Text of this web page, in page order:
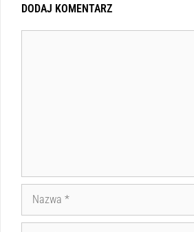
DODAJ KOMENTARZ